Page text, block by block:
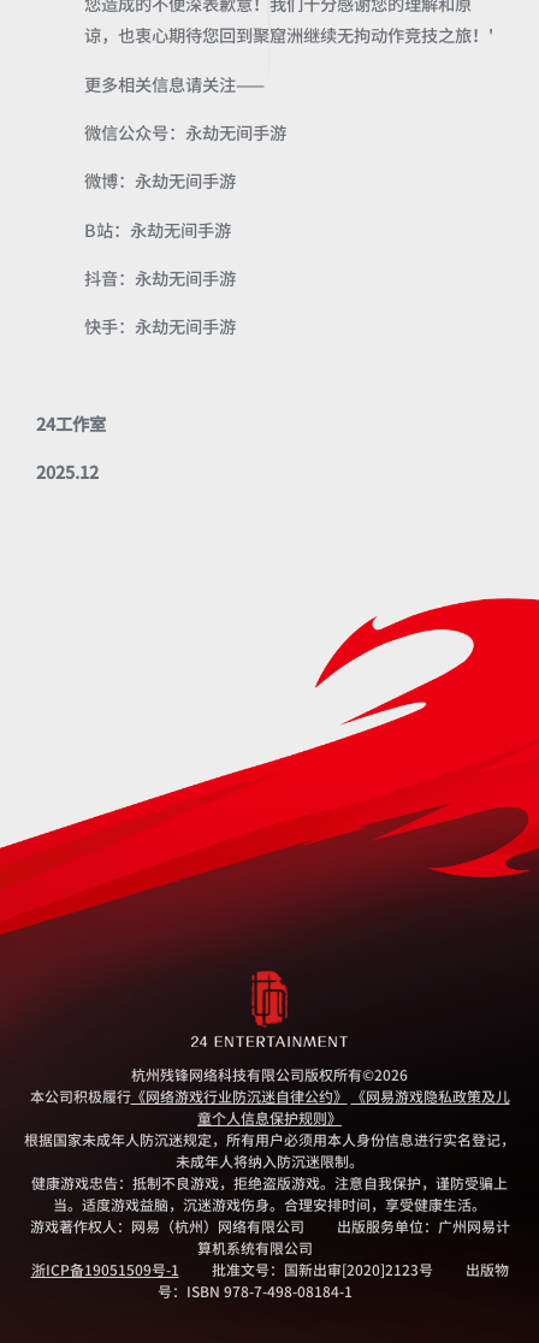
您造成的不便深表歉意！我们十分感谢您的理解和原
谅，也衷心期待您回到聚窟洲继续无拘动作竞技之旅！'
更多相关信息请关注——
微信公众号：永劫无间手游
微博：永劫无间手游
B站：永劫无间手游
抖音：永劫无间手游
快手：永劫无间手游
24工作室
2025.12
杭州残锋网络科技有限公司版权所有©2026
本公司积极履行《网络游戏行业防沉迷自律公约》
《网易游戏隐私政策及儿
童个人信息保护规则》
根据国家未成年人防沉迷规定，所有用户必须用本人身份信息进行实名登记，
未成年人将纳入防沉迷限制。
健康游戏忠告：抵制不良游戏，拒绝盗版游戏。注意自我保护，谨防受骗上
当。适度游戏益脑，沉迷游戏伤身。合理安排时间，享受健康生活。
游戏著作权人：网易（杭州）网络有限公司
出版服务单位：广州网易计
算机系统有限公司
浙ICP备19051509号-1
批准文号：国新出审[2020]2123号
出版物
号：ISBN 978-7-498-08184-1